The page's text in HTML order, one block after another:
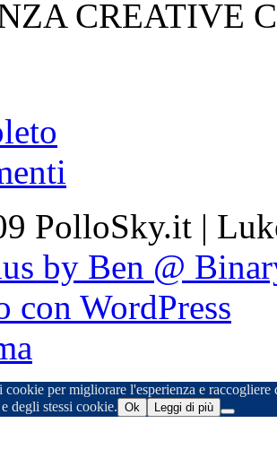
CREATIVE
PolloSky.it |
by Ben @
con WordPress
per migliorare l'esperienza e
degli stessi cookie. Ok Leggi di più